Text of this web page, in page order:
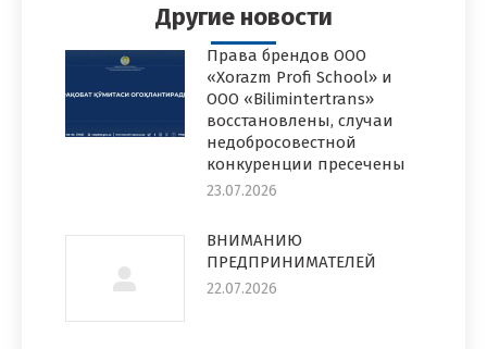
Другие новости
Права брендов ООО
«Xorazm Profi School» и
ООО «Bilimintertrans»
восстановлены, случаи
недобросовестной
конкуренции пресечены
23.07.2026
ВНИМАНИЮ
ПРЕДПРИНИМАТЕЛЕЙ
22.07.2026